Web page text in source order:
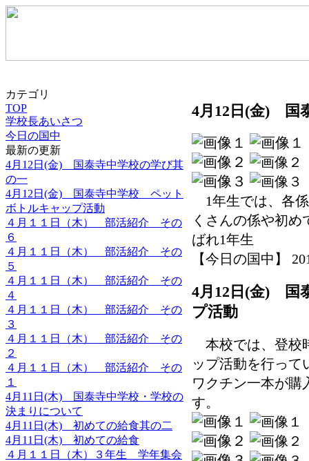
カテゴリ
TOP
学校長あいさつ
今日の国中
最新の更新
4月12日(金) 国泰寺中学校の学び其
の一
4月12日(金) 国泰寺中学校 ペット
ボトルキャップ活動
４月１１日（木） 部活紹介 その
６
４月１１日（木） 部活紹介 その
５
４月１１日（木） 部活紹介 その
４
４月１１日（木） 部活紹介 その
３
４月１１日（木） 部活紹介 その
２
４月１１日（木） 部活紹介 その
１
4月11日(木) 国泰寺中学校・学校の
決まりについて
4月11日(木) 初めての給食其の二
4月11日(木) 初めての給食
４月１１日（木）３年生 学年集会
4月12日(金) 国
1年生では、各
くさんの係や初
ばれ1年生
【今日の国中】
4月12日(金) 国
プ活動
本校では、登校
ップ活動を行って
ワクチン一本が購
す。